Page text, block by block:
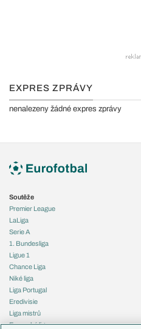
EXPRES ZPRÁVY
nenalezeny žádné expres zprávy
Soutěže
Premier League
LaLiga
Serie A
1. Bundesliga
Ligue 1
Chance Liga
Niké liga
Liga Portugal
Eredivisie
Liga mistrů
Evropská liga